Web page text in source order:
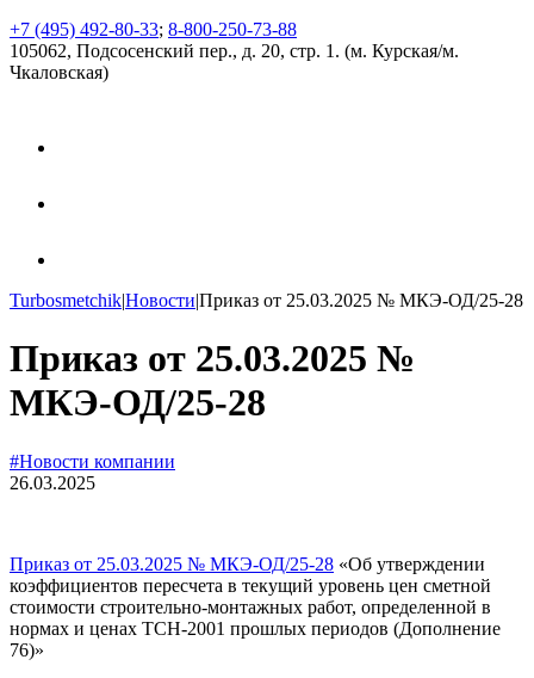
+7 (495) 492-80-33; 8-800-250-73-88
105062, Подсосенский пер., д. 20, стр. 1. (м. Курская/м.
Чкаловская)
Turbosmetchik|Новости|Приказ от 25.03.2025 № МКЭ-ОД/25-28
Приказ от 25.03.2025 №
МКЭ-ОД/25-28
#Новости компании
26.03.2025
Приказ от 25.03.2025 № МКЭ-ОД/25-28 «Об утверждении
коэффициентов пересчета в текущий уровень цен сметной
стоимости строительно-монтажных работ, определенной в
нормах и ценах ТСН-2001 прошлых периодов (Дополнение
76)»